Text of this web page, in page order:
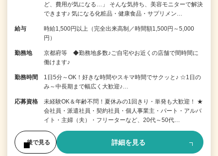
ど、費用が気になる…」 そんな気持ち、美容モニターで解決
できます♪ 気になる化粧品・健康食品・サプリメン…
給与
時給1,500円以上（完全出来高制／時間額1,500円～5,000
円）
勤務地
京都府等 ◆勤務地多数♪ご自宅やお近くの店舗で間時間に
働けます♪
勤務時間
1日5分～OK！好きな時間やスキマ時間でサクッと♪ ☆1日の
み～中長期まで幅広く大歓迎♪…
応募資格
未経験OK＆年齢不問！夏休みの1回きり・単発も大歓迎！ ★
会社員・派遣社員・契約社員・個人事業主・パート・アルバ
イト・主婦（夫）・フリーターなど、20代～50代…
後で見る 詳細を見る